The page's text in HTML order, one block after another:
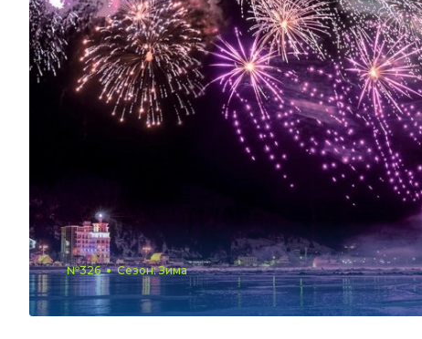
№326 Сезон: Зима